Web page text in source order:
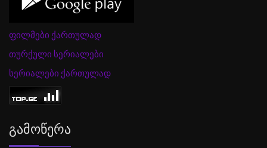
ფილმები ქართულად
თურქული სერიალები
სერიალები ქართულად
Გამოწერა